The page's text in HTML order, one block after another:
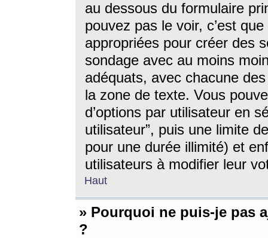
au dessous du formulaire
pouvez pas le voir, c’est
appropriées pour créer des
sondage avec au moins
adéquats, avec chacune
la zone de texte. Vous
d’options par utilisateur en
utilisateur”, puis une limite
pour une durée illimité) et
utilisateurs à modifier leur
Haut
» Pourquoi ne puis-je pas
?